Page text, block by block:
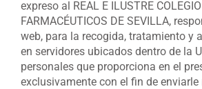
expreso al REAL E ILUSTRE
FARMACÉUTICOS DE SEVILLA,
web, para la recogida, tratamiento y
en servidores ubicados dentro de la
personales que proporciona en el
exclusivamente con el fin de